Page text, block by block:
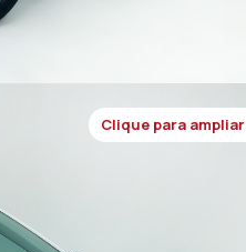
Clique para ampliar